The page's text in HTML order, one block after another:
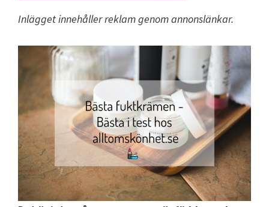
Inlägget innehåller reklam genom annonslänkar.